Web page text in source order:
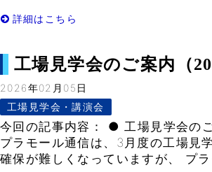
詳細はこちら
工場見学会のご案内（
2026年02月05日
工場見学会・講演会
今回の記事内容： ● 工場見学会の
プラモール通信は、3月度の工場見
確保が難しくなっていますが、 プ